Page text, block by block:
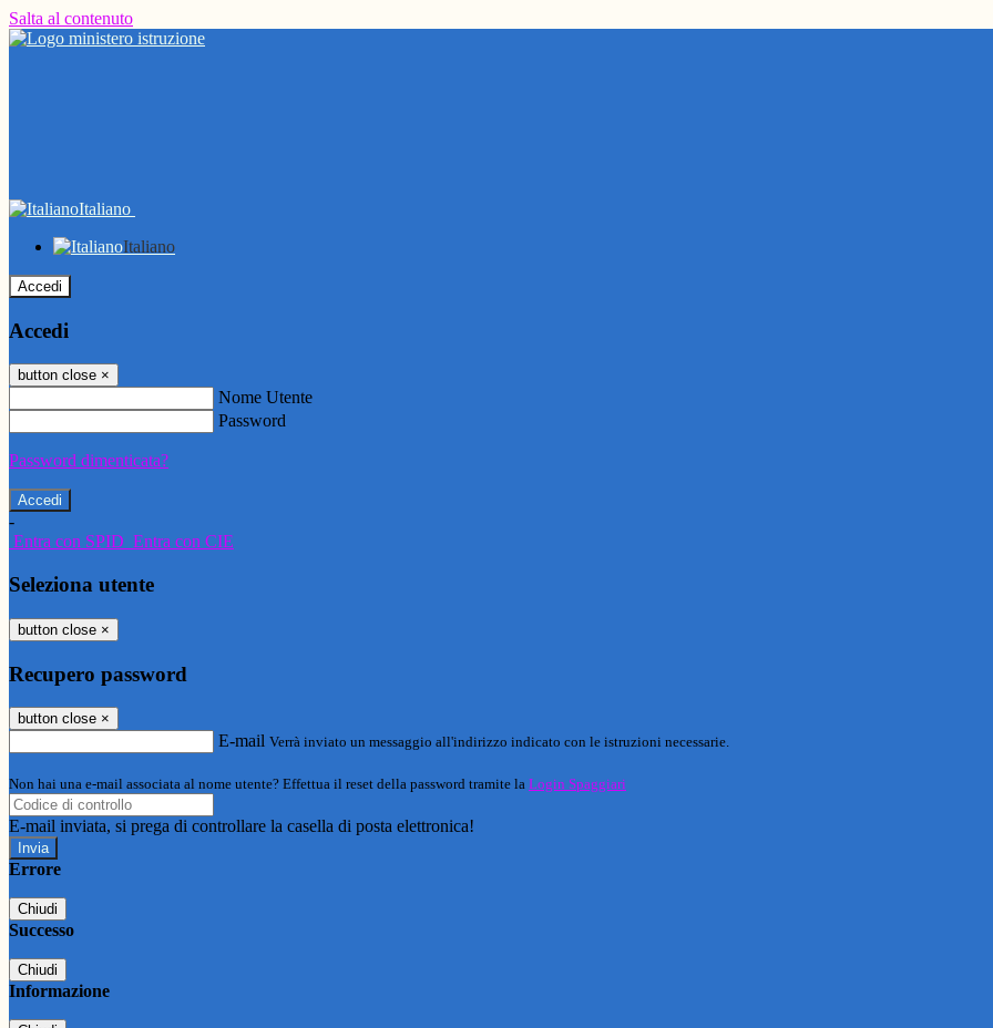
Salta al contenuto
Italiano
Italiano
Accedi
Accedi
button close ×
Nome Utente
Password
Password dimenticata?
-
Entra con SPID Entra con CIE
Seleziona utente
button close ×
Recupero password
button close ×
E-mail Verrà inviato un messaggio all'indirizzo indicato con le istruzioni necessarie.
Non hai una e-mail associata al nome utente? Effettua il reset della password tramite la Login Spaggiari
E-mail inviata, si prega di controllare la casella di posta elettronica!
Errore
Chiudi
Successo
Chiudi
Informazione